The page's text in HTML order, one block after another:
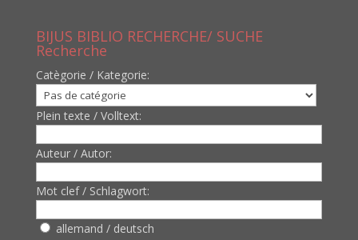
BIJUS BIBLIO RECHERCHE/ SUCHE
Recherche
Catègorie / Kategorie:
Plein texte / Volltext:
Auteur / Autor:
Mot clef / Schlagwort:
allemand / deutsch